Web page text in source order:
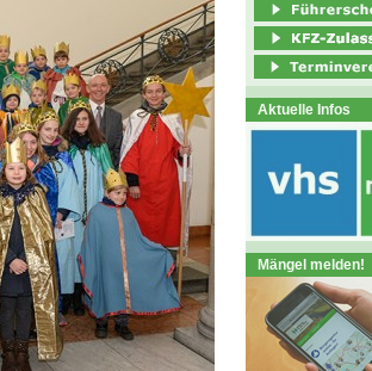
Aktuelle Infos
Mängel melden!